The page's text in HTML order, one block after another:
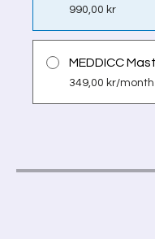
990,00 kr
MEDDICC
349,00 kr/month